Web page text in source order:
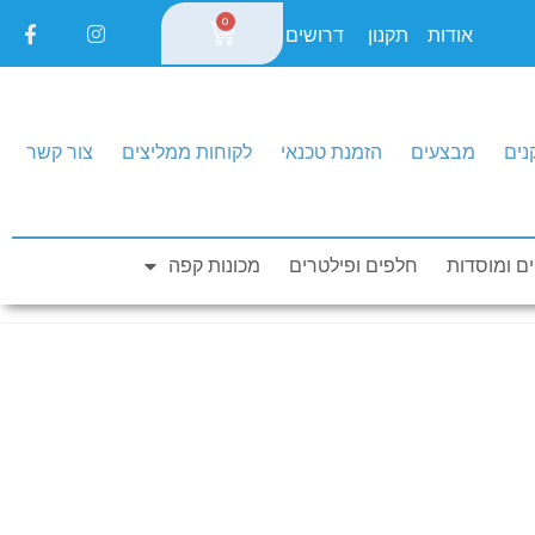
אודות תקנון דרושים
0
מבצעים הזמנת טכנאי לקוחות ממליצים צור קשר
ומוסדות חלפים ופילטרים מכונות קפה
חייגו עכשיו: 1-700-550-150